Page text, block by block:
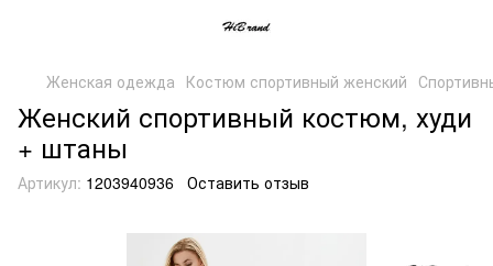
Женская одежда Костюм спортивный женский
Женский спортивный костюм, худи
+ штаны
Артикул: 1203940936 Оставить отзыв